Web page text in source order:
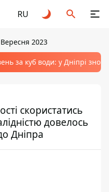
RU
2023
за куб води: у Дніпрі
скористатись
довелось
Дніпра